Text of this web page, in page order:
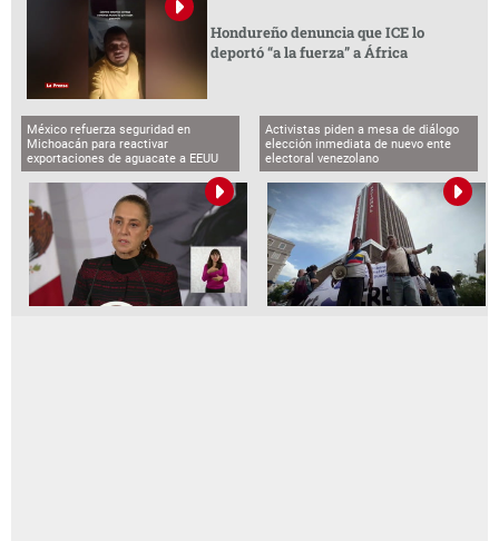
Hondureño denuncia que ICE lo
deportó “a la fuerza” a África
México refuerza seguridad en
Michoacán para reactivar
exportaciones de aguacate a EEUU
Activistas piden a mesa de diálogo
elección inmediata de nuevo ente
electoral venezolano